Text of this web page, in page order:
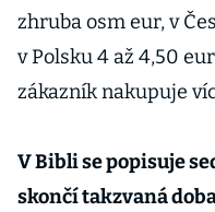
zhruba osm eur, v
v Polsku 4 až 4,50
zákazník nakupuje
V Bibli se popisuje
skončí takzvaná